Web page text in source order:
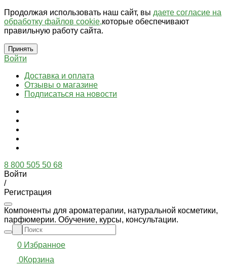
Продолжая использовать наш сайт, вы даете согласие на
обработку файлов cookie,которые обеспечивают
правильную работу сайта.
Принять
Войти
Доставка и оплата
Отзывы о магазине
Подписаться на новости
8 800 505 50 68
Войти
/
Регистрация
Компоненты для ароматерапии, натуральной косметики,
парфюмерии. Обучение, курсы, консультации.
0 Избранное
0Корзина